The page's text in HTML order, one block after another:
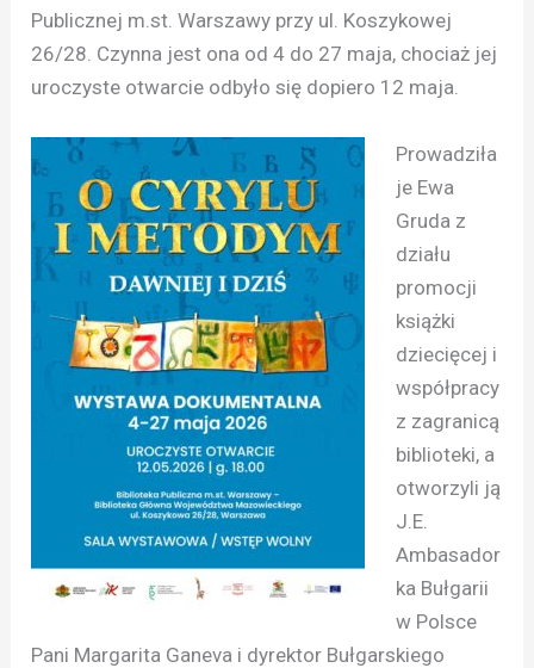
Publicznej m.st. Warszawy przy ul. Koszykowej
26/28. Czynna jest ona od 4 do 27 maja, chociaż jej
uroczyste otwarcie odbyło się dopiero 12 maja.
Prowadziła
je Ewa
Gruda z
działu
promocji
książki
dziecięcej i
współpracy
z zagranicą
biblioteki, a
otworzyli ją
J.E.
Ambasador
ka Bułgarii
w Polsce
Pani Margarita Ganeva i dyrektor Bułgarskiego